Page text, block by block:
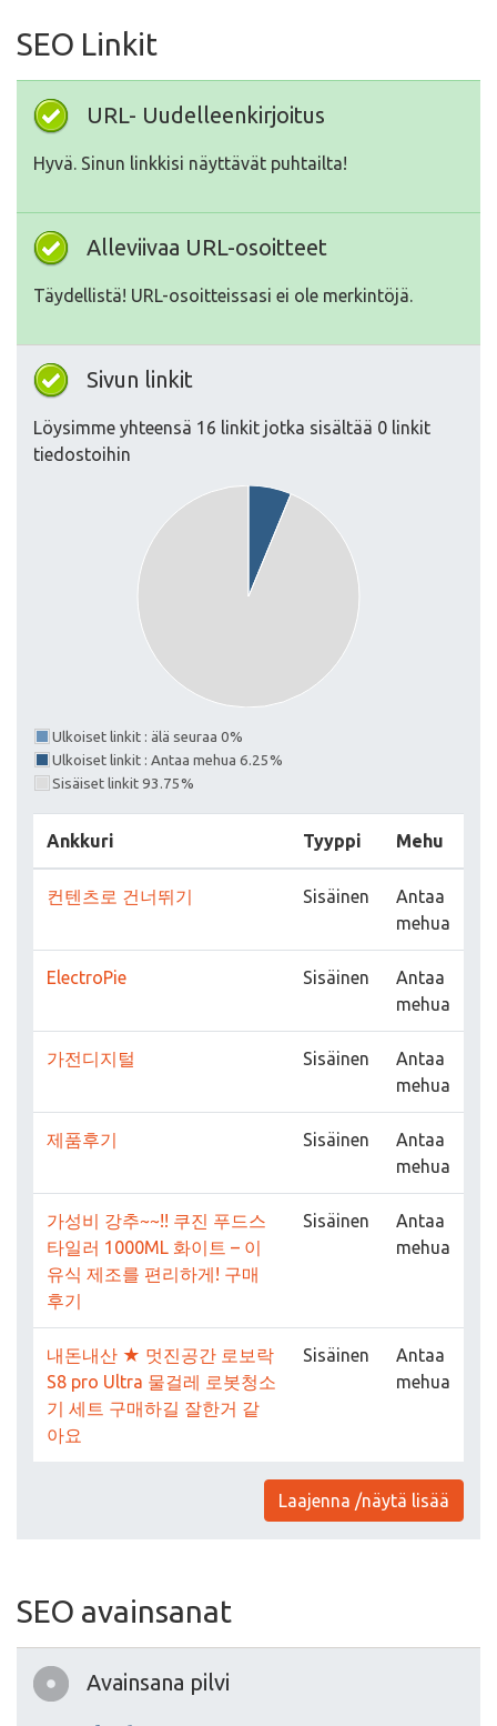
SEO Linkit
URL- Uudelleenkirjoitus
Hyvä. Sinun linkkisi näyttävät puhtailta!
Alleviivaa URL-osoitteet
Täydellistä! URL-osoitteissasi ei ole merkintöjä.
Sivun linkit
Löysimme yhteensä 16 linkit jotka sisältää 0 linkit
tiedostoihin
Ulkoiset linkit : älä seuraa 0%
Ulkoiset linkit : Antaa mehua 6.25%
Sisäiset linkit 93.75%
Ankkuri Tyyppi Mehu
컨텐츠로 건너뛰기 Sisäinen
Antaa
mehua
ElectroPie Sisäinen
Antaa
mehua
가전디지털 Sisäinen
Antaa
mehua
제품후기 Sisäinen
Antaa
mehua
가성비 강추~~!! 쿠진 푸드스
타일러 1000ML 화이트 – 이
유식 제조를 편리하게! 구매
후기
Sisäinen
Antaa
mehua
내돈내산 ★ 멋진공간 로보락
S8 pro Ultra 물걸레 로봇청소
기 세트 구매하길 잘한거 같
아요
Sisäinen
Antaa
mehua
Laajenna /näytä lisää
SEO avainsanat
Avainsana pilvi